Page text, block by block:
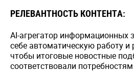
РЕЛЕВАНТНОСТЬ КОНТЕНТА:
AI-агрегатор информационных
себе автоматическую работу и
чтобы итоговые новостные
соответствовали